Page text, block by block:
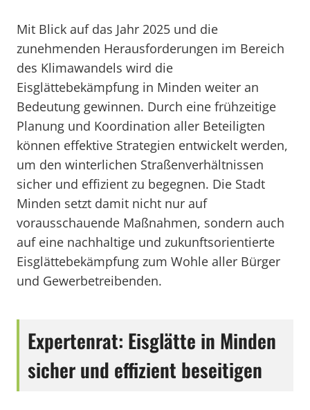
Mit Blick auf das Jahr 2025 und die
zunehmenden Herausforderungen im Bereich
des Klimawandels wird die
Eisglättebekämpfung in Minden weiter an
Bedeutung gewinnen. Durch eine frühzeitige
Planung und Koordination aller Beteiligten
können effektive Strategien entwickelt werden,
um den winterlichen Straßenverhältnissen
sicher und effizient zu begegnen. Die Stadt
Minden setzt damit nicht nur auf
vorausschauende Maßnahmen, sondern auch
auf eine nachhaltige und zukunftsorientierte
Eisglättebekämpfung zum Wohle aller Bürger
und Gewerbetreibenden.
Expertenrat: Eisglätte in Minden
sicher und effizient beseitigen